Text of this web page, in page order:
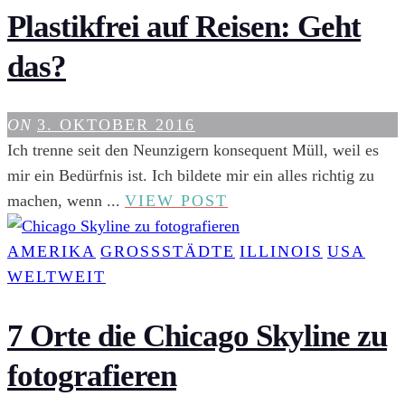
NACH
LOS
DIE
Plastikfrei auf Reisen: Geht
das?
ON 3. OKTOBER 2016
Ich trenne seit den Neunzigern konsequent Müll, weil es
mir ein Bedürfnis ist. Ich bildete mir ein alles richtig zu
machen, wenn ... VIEW POST
AUF
REISEN:
AMERIKA GROSSSTÄDTE ILLINOIS USA
WELTWEIT
7 Orte die Chicago Skyline zu
fotografieren